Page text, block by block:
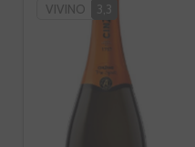
VIVINO 3,3